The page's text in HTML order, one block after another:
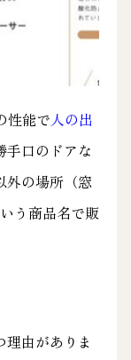
性能で人の出
手口のドアな
外の場所（窓
う商品名で販
由がありま